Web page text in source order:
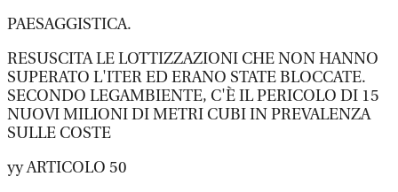
PAESAGGISTICA.
RESUSCITA LE LOTTIZZAZIONI CHE NON HANNO
SUPERATO L'ITER ED ERANO STATE BLOCCATE.
SECONDO LEGAMBIENTE, C'È IL PERICOLO DI 15
NUOVI MILIONI DI METRI CUBI IN PREVALENZA
SULLE COSTE
yy ARTICOLO 50